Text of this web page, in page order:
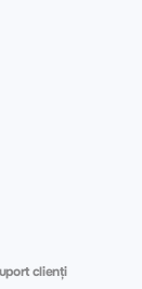
clienți